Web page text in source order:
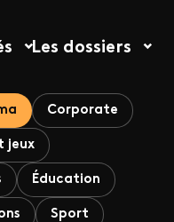
Les dossiers
Corporate
jeux
Éducation
Sport